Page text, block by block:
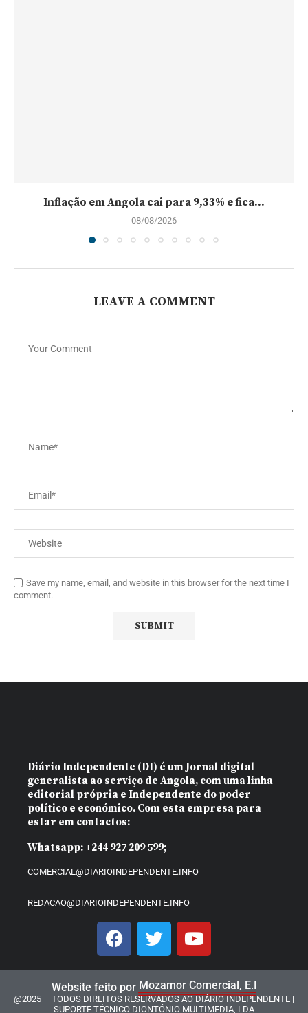
Inflação em Angola cai para 9,33% e fica...
08/08/2026
LEAVE A COMMENT
Save my name, email, and website in this browser for the next time I
comment.
Diário Independente (DI) é um Jornal digital
generalista ao serviço de Angola, com uma linha
editorial própria e Independente do poder
político e económico. Com esta empresa para
estar em contactos:
Whatsapp: +244 927 209 599;
COMERCIAL@DIARIOINDEPENDENTE.INFO
REDACAO@DIARIOINDEPENDENTE.INFO
Website feito por Mozamor Comercial, E.I
@2025 – TODOS DIREITOS RESERVADOS AO DIÁRIO INDEPENDENTE |
SUPORTE TÉCNICO DIONTÓNIO MULTIMEDIA, LDA